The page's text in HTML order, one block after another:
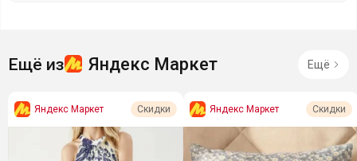
Ещё из Яндекс Маркет Ещё
Яндекс Маркет Скидки Яндекс Маркет Скидки